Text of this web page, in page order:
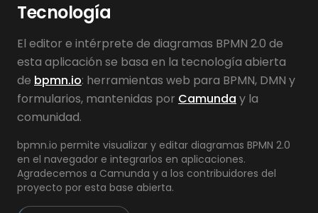
Tecnología
El editor e intérprete de diagramas BPMN 2.0 de
esta aplicación se basa en la tecnología abierta
de bpmn.io: herramientas web para BPMN, DMN y
formularios, mantenidas por Camunda y la
comunidad.
bpmn.io permite visualizar y editar diagramas BPMN 2.0
en el navegador e integrarlos en aplicaciones.
Agradecemos a Camunda y a los contribuidores del
proyecto por esta base abierta.